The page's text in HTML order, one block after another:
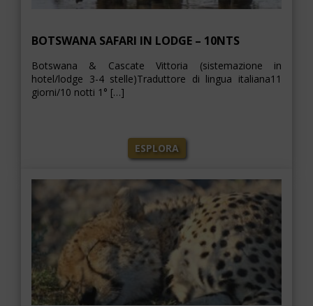
BOTSWANA SAFARI IN LODGE – 10NTS
Botswana & Cascate Vittoria (sistemazione in
hotel/lodge 3-4 stelle)Traduttore di lingua italiana11
giorni/10 notti 1° […]
ESPLORA